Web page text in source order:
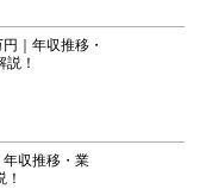
｜年収推移・
！
年収推移・業